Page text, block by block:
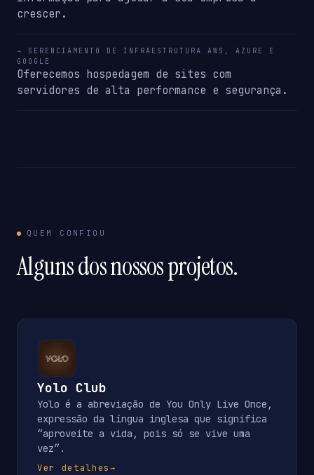
crescer.
→ GERENCIAMENTO DE INFRAESTRUTURA AWS, AZURE E
GOOGLE
Oferecemos hospedagem de sites com
servidores de alta performance e segurança.
QUEM CONFIOU
Alguns dos nossos projetos.
Yolo Club
Yolo é a abreviação de You Only Live Once,
expressão da língua inglesa que significa
“aproveite a vida, pois só se vive uma
vez”.
Ver detalhes→